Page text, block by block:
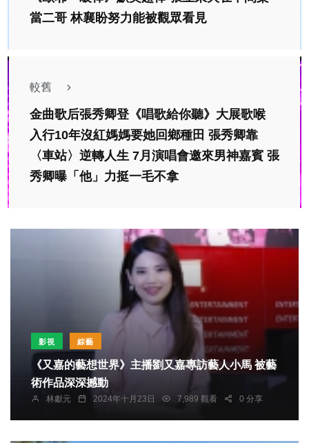
當二哥 林襄盼努力能被觀眾看見
較舊
金曲歌后張秀卿登《唱歌給你聽》大展歌喉
入行10年沒紅媽媽要她回鄉種田 張秀卿靠
〈車站〉逆轉人生 7月演唱會邀來男神嘉賓 張
秀卿曝「他」力挺一毛不拿
影視 綜藝
《又嘉的藝想世界》主播劉又嘉專訪藝人小馬 被藝
術作品深深撼動
林獻元 2024年十月23日 7,989 觀看 0 分享